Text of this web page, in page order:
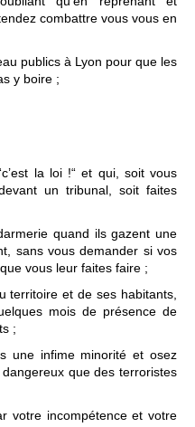
combattre vous vous en
publics à Lyon pour que les
y boire ;
la loi !“ et qui, soit vous
un tribunal, soit faites
quand ils gazent une
sans vous demander si vos
vous leur faites faire ;
territoire et de ses habitants,
mois de présence de
;
une infime minorité et osez
que des terroristes
votre incompétence et votre